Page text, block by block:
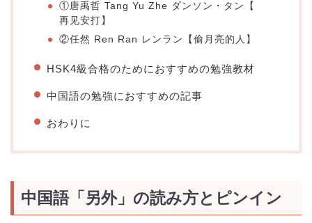
①唐禹哲 Tang Yu Zhe ダンソン・タン【
再见安打 】
②任然 Ren Ran レンラン【偷月亮的人 】
HSK4級合格のためにおすすめの勉強教材
中国語の勉強におすすめの記事
おわりに
中国語「另外」の読み方とピンイン